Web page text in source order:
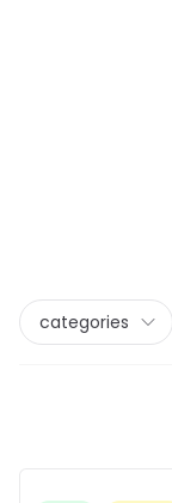
categories